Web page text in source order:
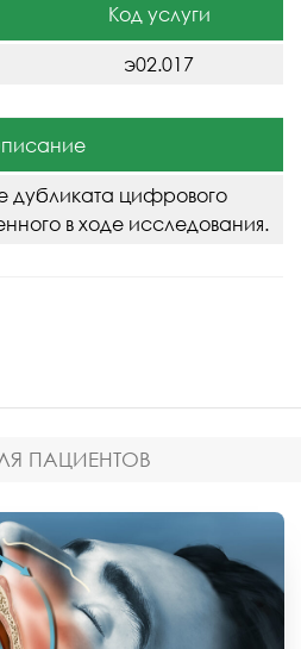
Код услуги
э02.017
дубликата цифрового
в ходе исследования.
ПАЦИЕНТОВ